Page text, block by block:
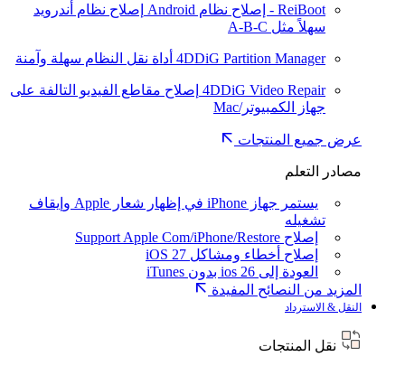
ReiBoot - إصلاح نظام Android
إصلاح نظام أندرويد
سهلاً مثل A-B-C
4DDiG Partition Manager أداة نقل النظام سهلة وآمنة
4DDiG Video Repair إصلاح مقاطع الفيديو التالفة على
جهاز الكمبيوتر/Mac
عرض جميع المنتجات
مصادر التعلم
يستمر جهاز iPhone في إظهار شعار Apple وإيقاف
تشغيله
إصلاح Support Apple Com/iPhone/Restore
إصلاح أخطاء ومشاكل iOS 27
العودة إلى ios 26 بدون iTunes
المزيد من النصائح المفيدة
النقل & الاسترداد
نقل المنتجات